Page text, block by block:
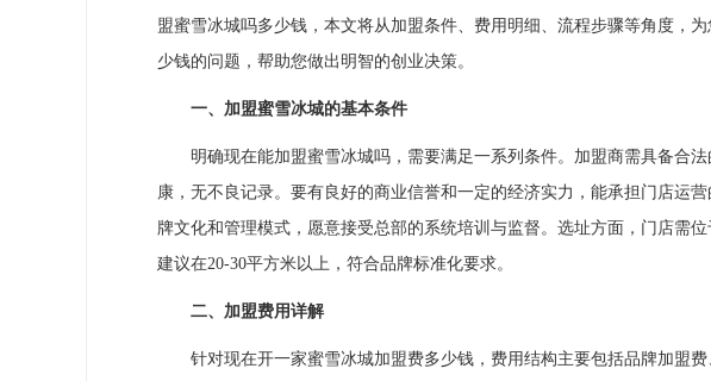
盟蜜雪冰城吗多少钱，本文将从加盟条件、费用明细、流程步骤等角度，
少钱的问题，帮助您做出明智的创业决策。
一、加盟蜜雪冰城的基本条件
明确现在能加盟蜜雪冰城吗，需要满足一系列条件。加盟商需具备合法
康，无不良记录。要有良好的商业信誉和一定的经济实力，能承担门店运
牌文化和管理模式，愿意接受总部的系统培训与监督。选址方面，门店需
建议在20-30平方米以上，符合品牌标准化要求。
二、加盟费用详解
针对现在开一家蜜雪冰城加盟费多少钱，费用结构主要包括品牌加盟费